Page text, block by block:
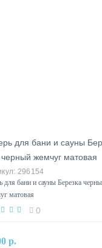
296154
для бани и сауны Березка
матовая
0
р.
В корзину